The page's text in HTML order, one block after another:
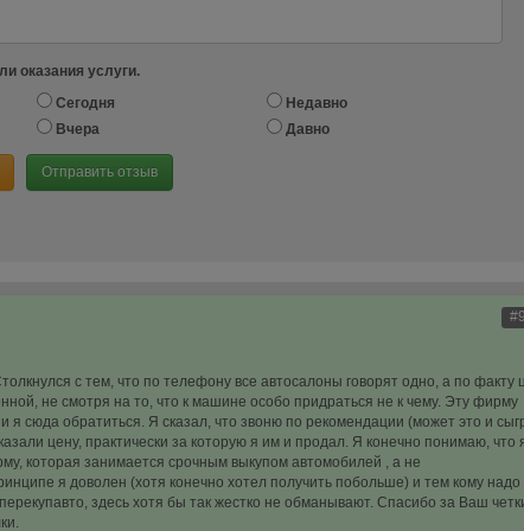
оказания услуги.
Сегодня
Недавно
Вчера Давно
Отправить отзыв
с тем, что по телефону все автосалоны говорят одно, а по факту
не смотря на то, что к машине особо придраться не к чему. Эту фирму
я сюда обратиться. Я сказал, что звоню по рекомендации (может это и
цену, практически за которую я им и продал. Я конечно понимаю, что
которая занимается срочным выкупом автомобилей , а не
я доволен (хотя конечно хотел получить побольше) и тем кому надо
здесь хотя бы так жестко не обманывают. Спасибо за Ваш